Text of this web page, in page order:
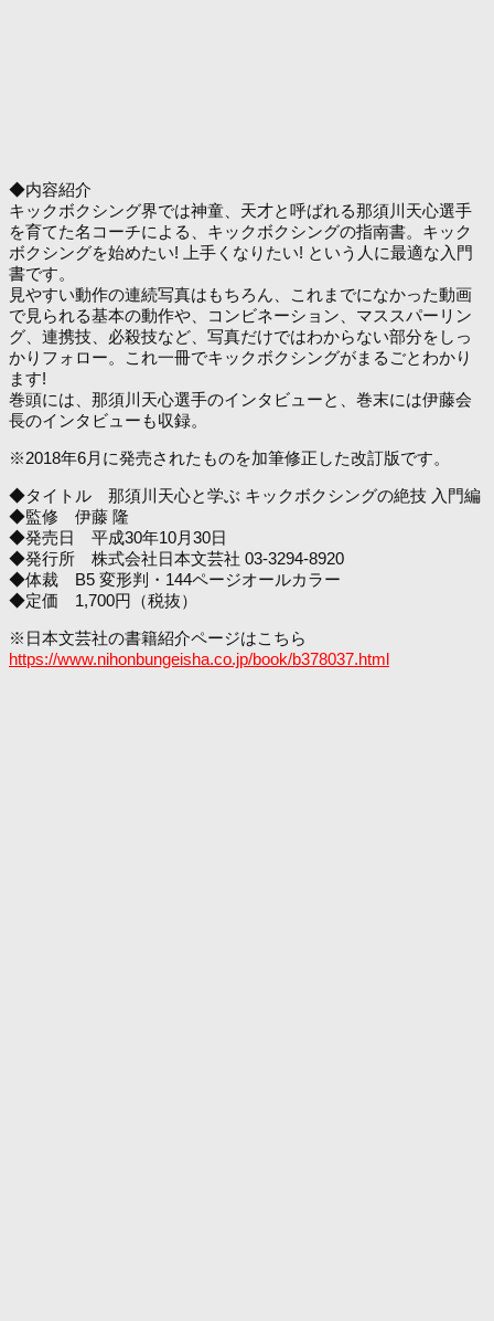
◆内容紹介
キックボクシング界では神童、天才と呼ばれる那須川天心選手
を育てた名コーチによる、キックボクシングの指南書。キック
ボクシングを始めたい! 上手くなりたい! という人に最適な入門
書です。
見やすい動作の連続写真はもちろん、これまでになかった動画
で見られる基本の動作や、コンビネーション、マススパーリン
グ、連携技、必殺技など、写真だけではわからない部分をしっ
かりフォロー。これ一冊でキックボクシングがまるごとわかり
ます!
巻頭には、那須川天心選手のインタビューと、巻末には伊藤会
長のインタビューも収録。
※2018年6月に発売されたものを加筆修正した改訂版です。
◆タイトル 那須川天心と学ぶ キックボクシングの絶技 入門編
◆監修 伊藤 隆
◆発売日 平成30年10月30日
◆発行所 株式会社日本文芸社 03-3294-8920
◆体裁 B5 変形判・144ページオールカラー
◆定価 1,700円（税抜）
※日本文芸社の書籍紹介ページはこちら
https://www.nihonbungeisha.co.jp/book/b378037.html